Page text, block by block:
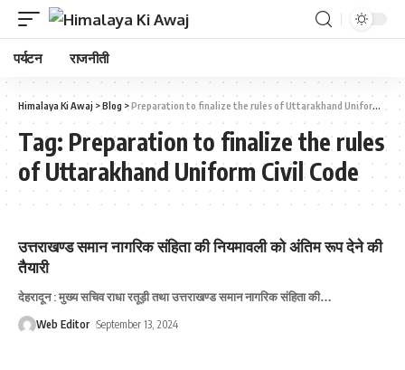
पर्यटन राजनीती
Himalaya Ki Awaj >Blog >Preparation to finalize the rules of Uttarakhand Uniform Civil Code
Tag: Preparation to finalize the rules
of Uttarakhand Uniform Civil Code
उत्तराखण्ड समान नागरिक संहिता की नियमावली को अंतिम रूप देने की
तैयारी
देहरादून : मुख्य सचिव राधा रतूड़ी तथा उत्तराखण्ड समान नागरिक संहिता की…
Web Editor September 13, 2024